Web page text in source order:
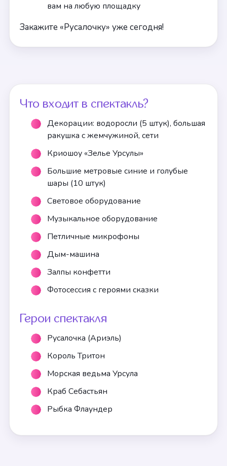
вам на любую площадку
Закажите «Русалочку» уже сегодня!
Что входит в спектакль?
Декорации: водоросли (5 штук), большая
ракушка с жемчужиной, сети
Криошоу «Зелье Урсулы»
Большие метровые синие и голубые
шары (10 штук)
Световое оборудование
Музыкальное оборудование
Петличные микрофоны
Дым-машина
Залпы конфетти
Фотосессия с героями сказки
Герои спектакля
Русалочка (Ариэль)
Король Тритон
Морская ведьма Урсула
Краб Себастьян
Рыбка Флаундер